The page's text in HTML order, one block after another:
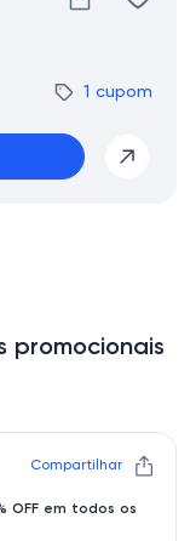
1 cupom
promocionais
Compartilhar
OFF em todos os